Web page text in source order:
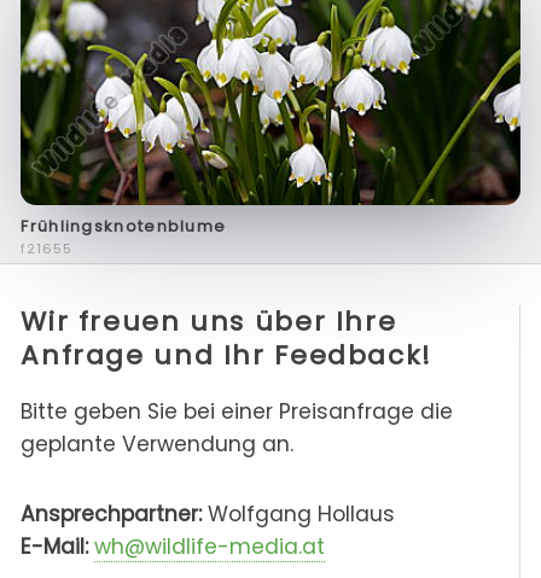
Frühlingsknotenblume
f21655
Wir freuen uns über Ihre
Anfrage und Ihr Feedback!
Bitte geben Sie bei einer Preisanfrage die
geplante Verwendung an.
Ansprechpartner:Wolfgang Hollaus
E-Mail: wh@wildlife-media.at